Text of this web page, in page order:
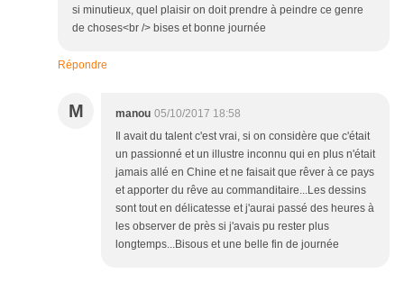
si minutieux, quel plaisir on doit prendre à peindre ce genre
de choses<br /> bises et bonne journée
Répondre
M manou 05/10/2017 18:58
Il avait du talent c'est vrai, si on considère que c'était
un passionné et un illustre inconnu qui en plus n'était
jamais allé en Chine et ne faisait que rêver à ce pays
et apporter du rêve au commanditaire...Les dessins
sont tout en délicatesse et j'aurai passé des heures à
les observer de près si j'avais pu rester plus
longtemps...Bisous et une belle fin de journée